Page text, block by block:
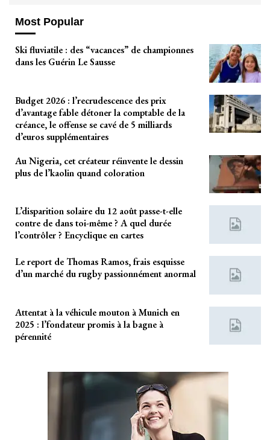
Most Popular
Ski fluviatile : des “vacances” de championnes
dans les Guérin Le Sausse
Budget 2026 : l’recrudescence des prix
d’avantage fable détoner la comptable de la
créance, le offense se cavé de 5 milliards
d’euros supplémentaires
Au Nigeria, cet créateur réinvente le dessin
plus de l’kaolin quand coloration
L’disparition solaire du 12 août passe-t-elle
contre de dans toi-même ? A quel durée
l’contrôler ? Encyclique en cartes
Le report de Thomas Ramos, frais esquisse
d’un marché du rugby passionnément anormal
Attentat à la véhicule mouton à Munich en
2025 : l’fondateur promis à la bagne à
pérennité